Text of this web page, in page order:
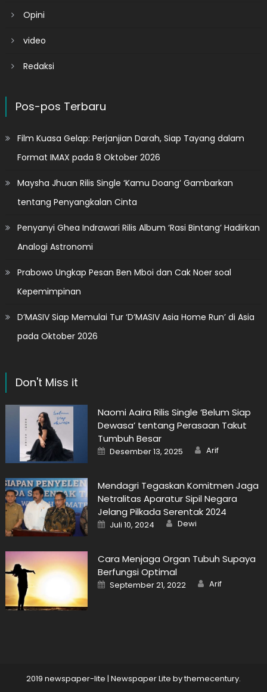
Opini
video
Redaksi
Pos-pos Terbaru
Film Kuasa Gelap: Perjanjian Darah, Siap Tayang dalam
Format IMAX pada 8 Oktober 2026
Maysha Jhuan Rilis Single ‘Kamu Doang’ Gambarkan
tentang Penyangkalan Cinta
Penyanyi Ghea Indrawari Rilis Album ‘Rasi Bintang’ Hadirkan
Analogi Astronomi
Prabowo Ungkap Pesan Ben Mboi dan Cak Noer soal
Kepemimpinan
D’MASIV Siap Memulai Tur ‘D’MASIV Asia Home Run’ di Asia
pada Oktober 2026
Don't Miss it
Naomi Aaira Rilis Single ‘Belum Siap
Dewasa’ tentang Perasaan Takut
Tumbuh Besar
Posted
on
Desember 13, 2025 Author
Arif
Mendagri Tegaskan Komitmen Jaga
Netralitas Aparatur Sipil Negara
Jelang Pilkada Serentak 2024
Posted
on
Juli 10, 2024 Author
Dewi
Cara Menjaga Organ Tubuh Supaya
Berfungsi Optimal
Posted
on
September 21, 2022 Author
Arif
2019 newspaper-lite | Newspaper Lite bythemecentury.